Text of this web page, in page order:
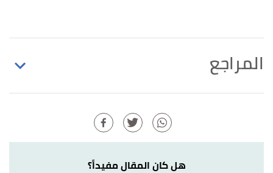
المراجع
healthfully
↑
the hormone progesterone takes,swelling, pain,
and soreness. "Normal Breast Development and
هل كان المقال مفيداً؟